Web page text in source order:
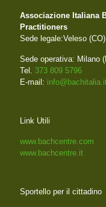
Associazione Italiana
Practitioners
Sede legale:Veleso (CO)
Sede operativa: Milano
Tel. 373 809 5796
E-mail:
Link Utili
www.bachcentre.com
www.bachcentre.it
Sportello per il cittadino